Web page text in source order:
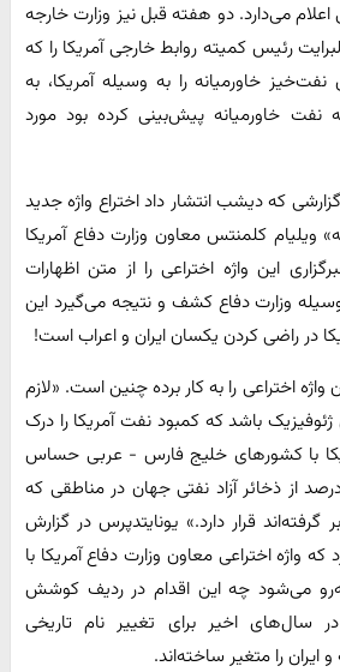
می‌دارد. دو هفته قبل نیز وزارت خارجه
رئیس کمیته روابط خارجی آمریکا را که
خاورمیانه را به وسیله آمریکا، به
نفت خاورمیانه پیش‌بینی کرده بود مورد
که دیشب انتشار داد اختراع واژه جدید
ویلیام کلمنتس معاون وزارت دفاع آمریکا
این واژه اختراعی را از متن اظهارات
وزارت دفاع کشف و نتیجه می‌گیرد این
در راضی کردن یکسان ایران و اعراب است!
اختراعی را به کار برده چنین است. «لازم
باشد که کمبود نفت آمریکا را درک
با کشورهای خلیج فارس - عربی حساس
از ذخائر آزاد نفتی جهان در مناطقی که
قرار دارد.» یونایتدپرس در گزارش
اختراعی معاون وزارت دفاع آمریکا با
می‌شود چه این اقدام در ردیف کوشش
سال‌های اخیر برای تغییر نام تاریخی
را متغیر ساخته‌اند.